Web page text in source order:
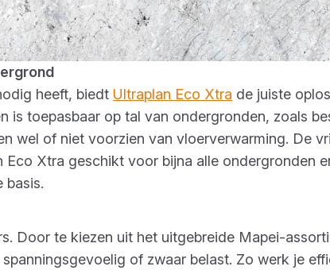
heeft, biedt Ultraplan Eco Xtra de juiste
is toepasbaar op tal van ondergronden, zoals
wel of niet voorzien van vloerverwarming. De
Xtra geschikt voor bijna alle ondergronden
basis.
Door te kiezen uit het uitgebreide Mapei-
of zwaar belast. Zo werk je